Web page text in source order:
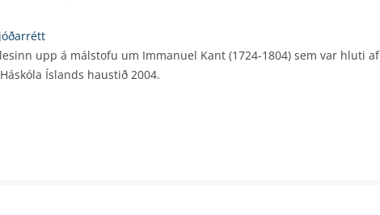
upp á málstofu um Immanuel Kant (1724-1804) sem var hluti af
Íslands haustið 2004.